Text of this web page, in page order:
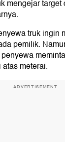
mengejar target
truk ingin
pemilik.
meterai.
ADVERTISEMENT